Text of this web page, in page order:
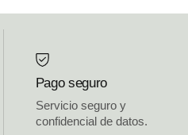
Pago seguro
Servicio seguro y
confidencial de datos.